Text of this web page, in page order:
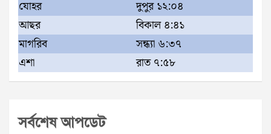
যোহর
দুপুর ১২:০৪
আছর
বিকাল ৪:৪১
মাগরিব
সন্ধ্যা ৬:৩৭
এশা
রাত ৭:৫৮
সর্বশেষ আপডেট